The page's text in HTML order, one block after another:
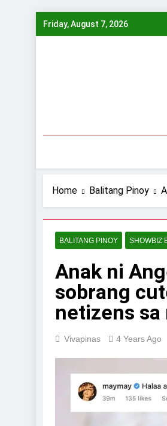
Skip
Friday, August 7, 2026
Home Balitang Pinoy
BALITANG PINOY SHOWBIZ
Anak ni
sobrang
netizens sa
Vivapinas 4 Years Ago